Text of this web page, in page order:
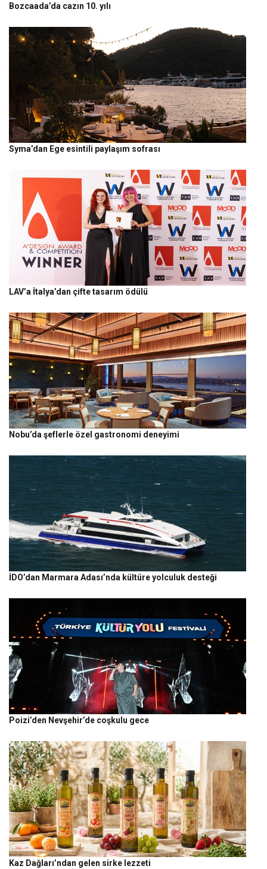
Bozcaada’da cazın 10. yılı
Syma’dan Ege esintili paylaşım sofrası
LAV’a İtalya’dan çifte tasarım ödülü
Nobu’da şeflerle özel gastronomi deneyimi
İDO’dan Marmara Adası’nda kültüre yolculuk desteği
Poizi’den Nevşehir’de coşkulu gece
Kaz Dağları’ndan gelen sirke lezzeti